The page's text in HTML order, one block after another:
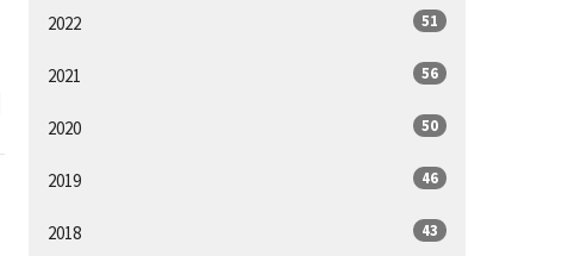
2022 51
2021 56
2020 50
2019 46
2018 43